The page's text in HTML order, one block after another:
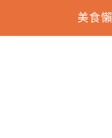
content
美食